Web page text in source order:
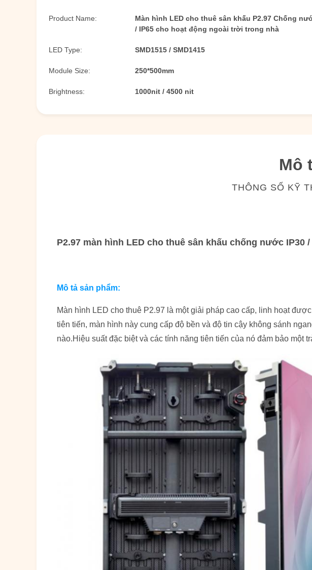
Product Name:
Màn hình LED cho thuê sân khấu P2.97 Chống
/ IP65 cho hoạt động ngoài trời trong nhà
LED Type: SMD1515 / SMD1415
Module Size: 250*500mm
Brightness: 1000nit / 4500 nit
Mô
THÔNG SỐ KỸ
P2.97 màn hình LED cho thuê sân khấu chống nước
Mô tả sản phẩm:
Màn hình LED cho thuê P2.97 là một giải pháp cao cấp, linh hoạt
tiên tiến, màn hình này cung cấp độ bền và độ tin cậy không sánh
nào.Hiệu suất đặc biệt và các tính năng tiên tiến của nó đảm bảo một